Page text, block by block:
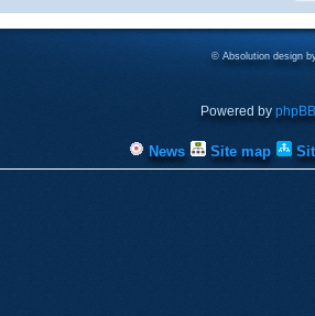
© Absolution design
Powered by phpBB
News Site map